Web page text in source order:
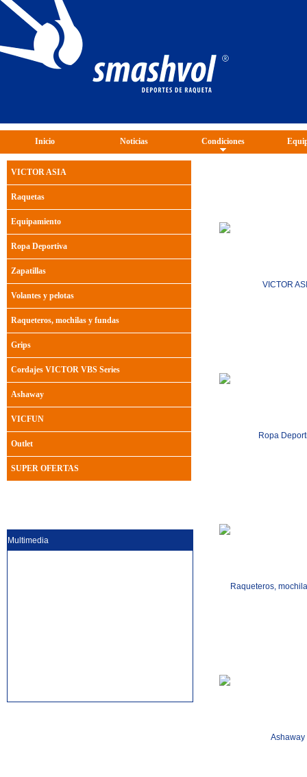
Inicio Noticias Condiciones
VICTOR
Ropa
Raqueteros,
Ashaway
VICTOR ASIA
Raquetas
Equipamiento
Ropa Deportiva
Zapatillas
Volantes y pelotas
Raqueteros, mochilas y fundas
Grips
Cordajes VICTOR VBS Series
Ashaway
VICFUN
Outlet
SUPER OFERTAS
Multimedia